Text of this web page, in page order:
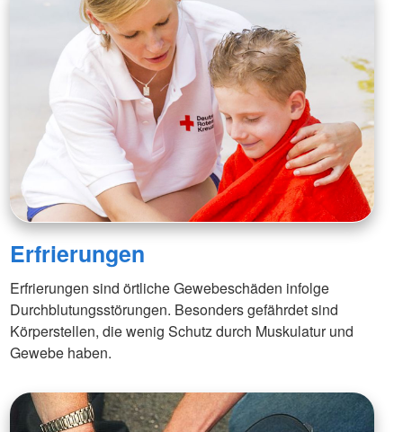
Erfrierungen
Erfrierungen sind örtliche Gewebeschäden infolge
Durchblutungsstörungen. Besonders gefährdet sind
Körperstellen, die wenig Schutz durch Muskulatur und
Gewebe haben.